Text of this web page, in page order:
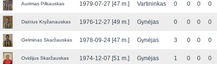
Aurimas Pilkauskas 1979-07-27 [47 m.] Vartininkas 0 0 0 0
Dainius Kryžanauskas 1976-12-27 [49 m.] Gynėjas 0 0 0 0
Gelminas Skaržauskas 1978-09-24 [47 m.] Gynėjas 3 0 0 0
Ovidijus Skaržauskas 1974-12-07 [51 m.] Gynėjas 1 0 0 0